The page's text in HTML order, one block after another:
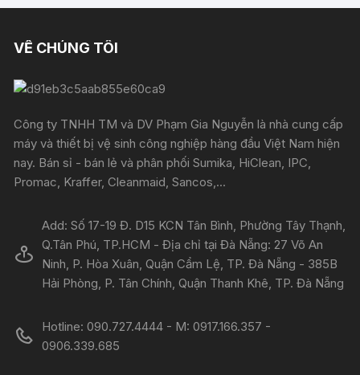
VỀ CHÚNG TÔI
Công ty TNHH TM và DV Phạm Gia Nguyễn là nhà cung cấp
máy và thiết bị vệ sinh công nghiệp hàng đầu Việt Nam hiện
nay. Bán sỉ - bán lẻ và phân phối Sumika, HiClean, IPC,
Promac, Kraffer, Cleanmaid, Sancos,...
Add: Số 17-19 Đ. D15 KCN Tân Bình, Phường Tây Thạnh,
Q.Tân Phú, TP.HCM - Địa chỉ tại Đà Nẵng: 27 Võ An
Ninh, P. Hòa Xuân, Quận Cẩm Lệ, TP. Đà Nẵng - 385B
Hải Phòng, P. Tân Chính, Quận Thanh Khê, TP. Đà Nẵng
Hotline: 090.727.4444 - M: 0917.166.357 -
0906.339.685